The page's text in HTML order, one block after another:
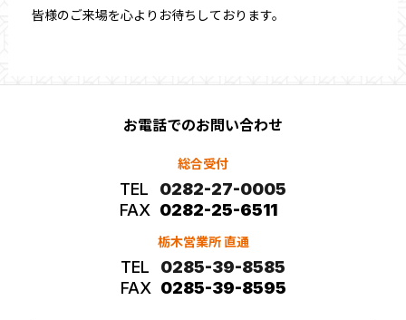
皆様のご来場を心よりお待ちしております。
お電話でのお問い合わせ
総合受付
TEL
0282-27-0005
FAX 0282-25-6511
栃木営業所 直通
TEL
0285-39-8585
FAX 0285-39-8595